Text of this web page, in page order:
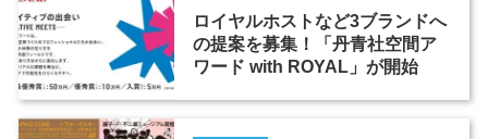
ロイヤルホストなど3ブランドへ
の提案を募集！「丹青社空間ア
ワード with ROYAL」が開始